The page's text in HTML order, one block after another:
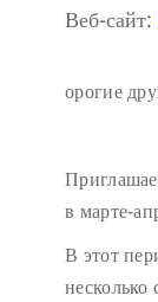
Веб-сайт:
орогие
в марте-
В этот